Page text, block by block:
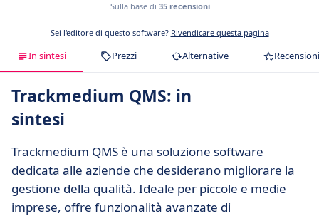
Sulla base di 35 recensioni
Sei l'editore di questo software? Rivendicare questa pagina
In sintesi Prezzi Alternative Recensioni
Trackmedium QMS: in
sintesi
Trackmedium QMS è una soluzione software
dedicata alle aziende che desiderano migliorare la
gestione della qualità. Ideale per piccole e medie
imprese, offre funzionalità avanzate di